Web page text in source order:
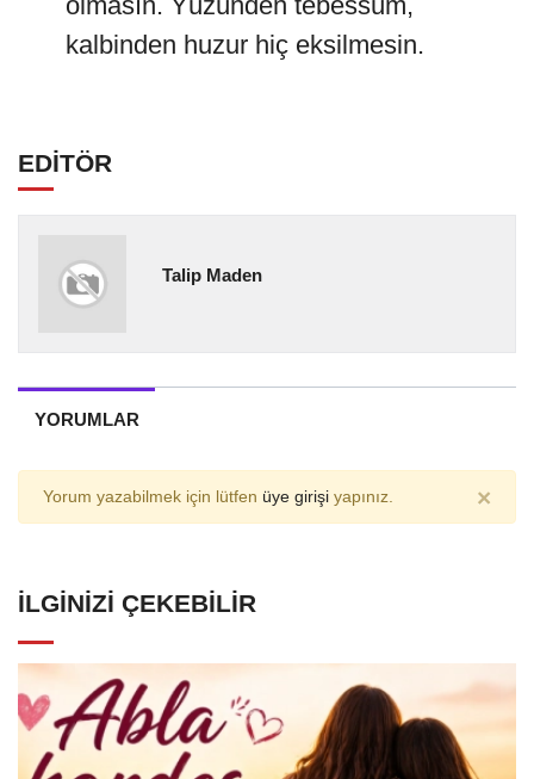
kalbinden huzur hiç eksilmesin.
EDİTÖR
Talip Maden
YORUMLAR
Yorum yazabilmek için lütfen üye girişi yapınız. ×
İLGINIZI ÇEKEBILIR